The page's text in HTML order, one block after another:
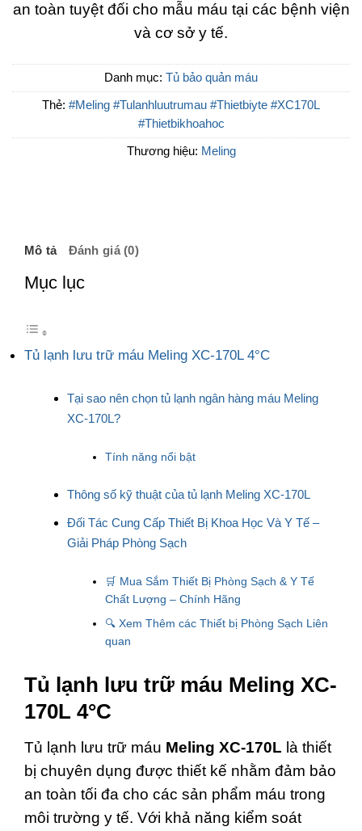
an toàn tuyệt đối cho mẫu máu tại các bệnh viện
và cơ sở y tế.
Danh mục: Tủ bảo quản máu
Thẻ: #Meling #Tulanhluutrumau #Thietbiyte #XC170L
#Thietbikhoahoc
Thương hiệu: Meling
Mô tả Đánh giá (0)
Mục lục
Tủ lạnh lưu trữ máu Meling XC-170L 4°C
Tại sao nên chọn tủ lạnh ngân hàng máu Meling
XC-170L?
Tính năng nổi bật
Thông số kỹ thuật của tủ lạnh Meling XC-170L
Đối Tác Cung Cấp Thiết Bị Khoa Học Và Y Tế –
Giải Pháp Phòng Sạch
🛒 Mua Sắm Thiết Bị Phòng Sạch & Y Tế
Chất Lượng – Chính Hãng
🔍 Xem Thêm các Thiết bị Phòng Sạch Liên
quan
Tủ lạnh lưu trữ máu Meling XC-
170L 4°C
Tủ lạnh lưu trữ máu Meling XC-170L là thiết
bị chuyên dụng được thiết kế nhằm đảm bảo
an toàn tối đa cho các sản phẩm máu trong
môi trường y tế. Với khả năng kiểm soát